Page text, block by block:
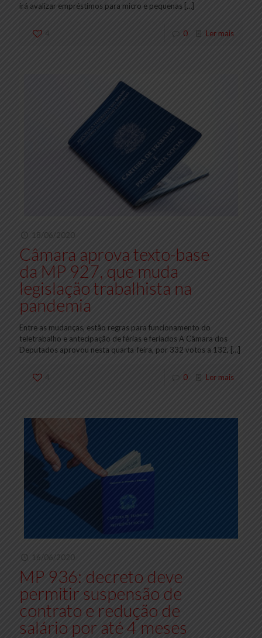
irá avalizar empréstimos para micro e pequenas […]
4 0 Ler mais
18/06/2020
Câmara aprova texto-base
da MP 927, que muda
legislação trabalhista na
pandemia
Entre as mudanças, estão regras para funcionamento do
teletrabalho e antecipação de férias e feriados A Câmara dos
Deputados aprovou nesta quarta-feira, por 332 votos a 132, […]
4 0 Ler mais
16/06/2020
MP 936: decreto deve
permitir suspensão de
contrato e redução de
salário por até 4 meses